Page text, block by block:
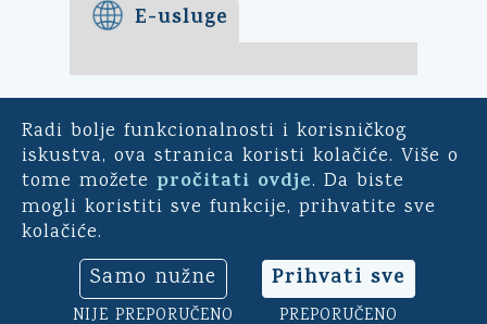
Radi bolje funkcionalnosti i korisničkog
iskustva, ova stranica koristi kolačiće. Više o
tome možete pročitati ovdje. Da biste
mogli koristiti sve funkcije, prihvatite sve
kolačiće.
Samo nužne
NIJE PREPORUČENO
Prihvati sve
PREPORUČENO
E-usluge
E-demokracija
Za mještane Općine Kali -
uključite se u ankete o
općinu. Sudjelujte u
savjetodavnim e-referendumima.
Osim toga, na ovoj aplikaciji